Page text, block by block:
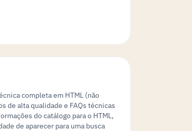
completa em HTML (não
de alta qualidade e FAQs técnicas
do catálogo para o HTML,
de aparecer para uma busca